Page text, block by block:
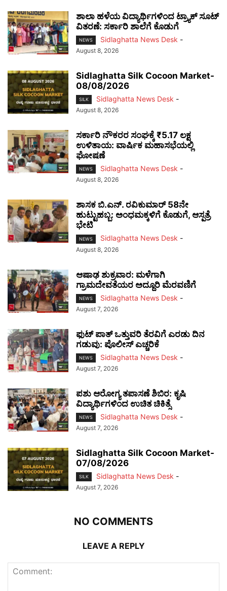
ಶಾಲಾ ಹಳೆಯ ವಿದ್ಯಾರ್ಥಿಗಳಿಂದ ಟ್ರ್ಯಾಕ್‌ ಸೂಟ್
ವಿತರಣೆ: ಸರ್ಕಾರಿ ಶಾಲೆಗೆ ಕೊಡುಗೆ
NEWS Sidlaghatta News Desk -
August 8, 2026
Sidlaghatta Silk Cocoon Market-
08/08/2026
SILK Sidlaghatta News Desk -
August 8, 2026
ಸರ್ಕಾರಿ ನೌಕರರ ಸಂಘಕ್ಕೆ ₹5.17 ಲಕ್ಷ
ಉಳಿತಾಯ: ವಾರ್ಷಿಕ ಮಹಾಸಭೆಯಲ್ಲಿ
ಘೋಷಣೆ
NEWS Sidlaghatta News Desk -
August 8, 2026
ಶಾಸಕ ಬಿ.ಎನ್. ರವಿಕುಮಾರ್ 58ನೇ
ಹುಟ್ಟುಹಬ್ಬ: ಅಂಧಮಕ್ಕಳಿಗೆ ಕೊಡುಗೆ, ಆಸ್ಪತ್ರೆ
ಭೇಟಿ
NEWS Sidlaghatta News Desk -
August 8, 2026
ಆಷಾಢ ಶುಕ್ರವಾರ: ಮಳೆಗಾಗಿ
ಗ್ರಾಮದೇವತೆಯರ ಅದ್ದೂರಿ ಮೆರವಣಿಗೆ
NEWS Sidlaghatta News Desk -
August 7, 2026
ಫುಟ್‌ ಪಾತ್ ಒತ್ತುವರಿ ತೆರವಿಗೆ ಎರಡು ದಿನ
ಗಡುವು: ಪೊಲೀಸ್ ಎಚ್ಚರಿಕೆ
NEWS Sidlaghatta News Desk -
August 7, 2026
ಪಶು ಆರೋಗ್ಯ ತಪಾಸಣೆ ಶಿಬಿರ: ಕೃಷಿ
ವಿದ್ಯಾರ್ಥಿಗಳಿಂದ ಉಚಿತ ಚಿಕಿತ್ಸೆ
NEWS Sidlaghatta News Desk -
August 7, 2026
Sidlaghatta Silk Cocoon Market-
07/08/2026
SILK Sidlaghatta News Desk -
August 7, 2026
NO COMMENTS
LEAVE A REPLY